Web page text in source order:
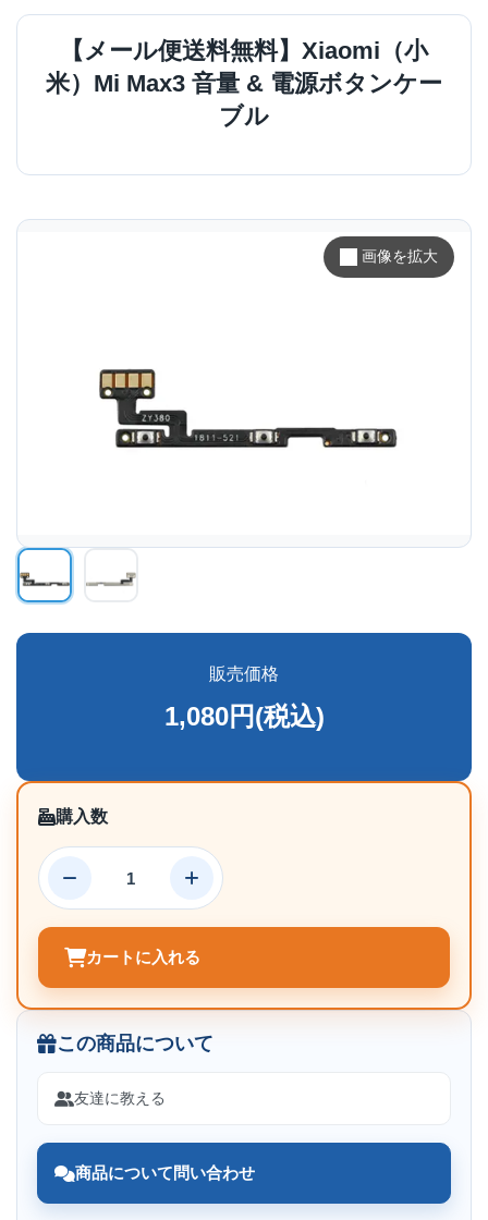
【メール便送料無料】Xiaomi（小
米）Mi Max3 音量 & 電源ボタンケー
ブル
画像を拡大
販売価格
1,080円(税込)
購入数
カートに入れる
この商品について
友達に教える
商品について問い合わせ